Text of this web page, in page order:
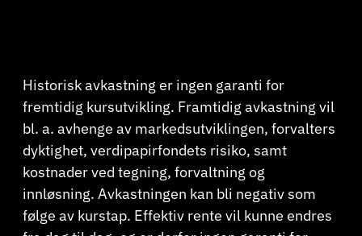
Historisk avkastning er ingen garanti for
fremtidig kursutvikling. Framtidig avkastning vil
bl. a. avhenge av markedsutviklingen, forvalters
dyktighet, verdipapirfondets risiko, samt
kostnader ved tegning, forvaltning og
innløsning. Avkastningen kan bli negativ som
følge av kurstap. Effektiv rente vil kunne endres